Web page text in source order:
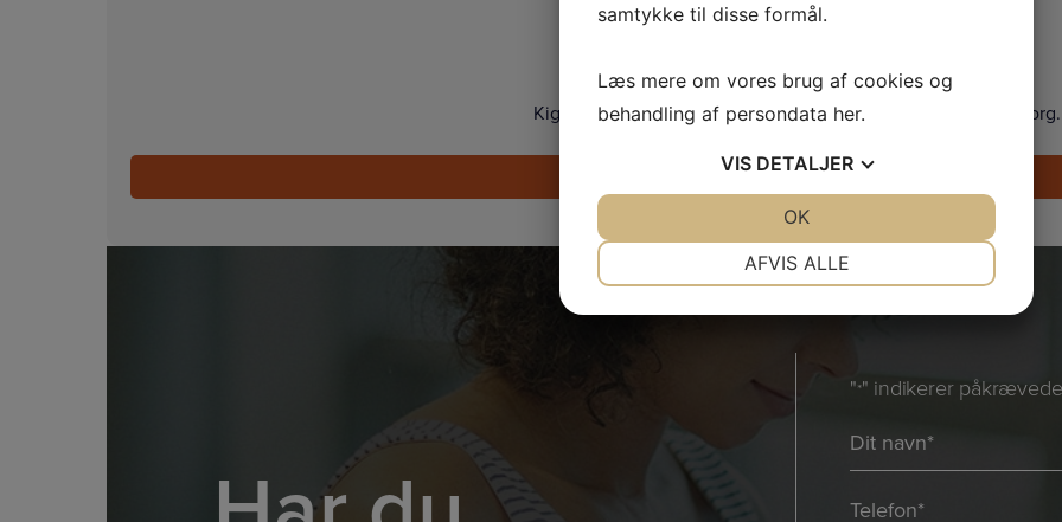
Showroom
Kig forbi og prøv vores Tanita vægte i vores showroom i Søborg.
Find vej
"*" indikerer
Navn
*
Telefon
samtykke til disse formål.
Læs mere om vores brug af cookies og
behandling af persondata her.
VIS DETALJER
AFVIS ALLE
OK